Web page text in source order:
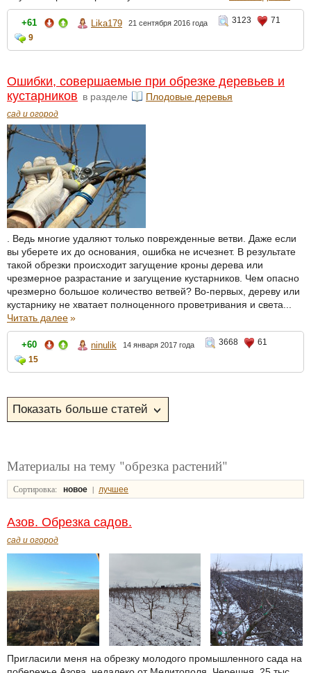
+61 Lika179 21 сентября 2016 года 3123
71
9
Ошибки, совершаемые при обрезке деревьев и
кустарников в разделе Плодовые деревья
сад и огород
. Ведь многие удаляют только поврежденные ветви. Даже если
вы уберете их до основания, ошибка не исчезнет. В результате
такой обрезки происходит загущение кроны дерева или
чрезмерное разрастание и загущение кустарников. Чем опасно
чрезмерно большое количество ветвей? Во-первых, дереву или
кустарнику не хватает полноценного проветривания и света...
Читать далее»
+60 ninulik 14 января 2017 года 3668
61
15
Материалы на тему "обрезка растений"
Сортировка: новое | лучшее
Азов. Обрезка садов.
сад и огород
Пригласили меня на обрезку молодого промышленного сада на